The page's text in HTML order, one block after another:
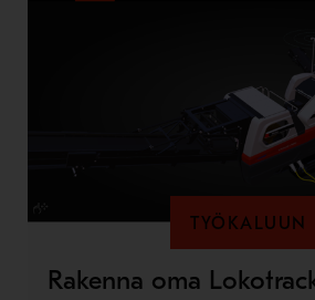
TYÖKALUUN
Rakenna oma